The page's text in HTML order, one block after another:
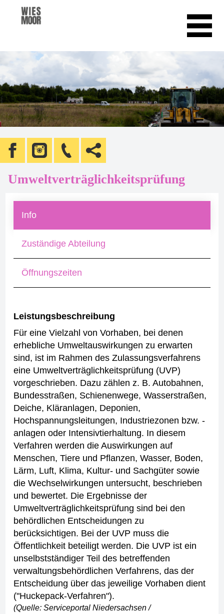
Umweltverträglichkeitsprüfung
Info
Zuständige Abteilung
Öffnungszeiten
Leistungsbeschreibung
Für eine Vielzahl von Vorhaben, bei denen
erhebliche Umweltauswirkungen zu erwarten
sind, ist im Rahmen des Zulassungsverfahrens
eine Umweltverträglichkeitsprüfung (UVP)
vorgeschrieben. Dazu zählen z. B. Autobahnen,
Bundesstraßen, Schienenwege, Wasserstraßen,
Deiche, Kläranlagen, Deponien,
Hochspannungsleitungen, Industriezonen bzw. -
anlagen oder Intensivtierhaltung. In diesem
Verfahren werden die Auswirkungen auf
Menschen, Tiere und Pflanzen, Wasser, Boden,
Lärm, Luft, Klima, Kultur- und Sachgüter sowie
die Wechselwirkungen untersucht, beschrieben
und bewertet. Die Ergebnisse der
Umweltverträglichkeitsprüfung sind bei den
behördlichen Entscheidungen zu
berücksichtigen. Bei der UVP muss die
Öffentlichkeit beteiligt werden. Die UVP ist ein
unselbstständiger Teil des betreffenden
verwaltungsbehördlichen Verfahrens, das der
Entscheidung über das jeweilige Vorhaben dient
("Huckepack-Verfahren").
(Quelle: Serviceportal Niedersachsen /